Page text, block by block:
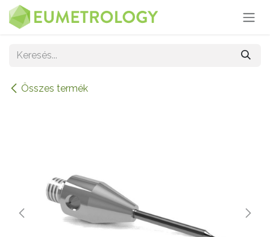
Kihagyás és továbblépés a tartalomhoz
Összes termék